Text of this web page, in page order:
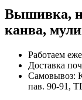
Вышивка,
канва,
Работаем
Доставка
Самовывоз:
пав. 90-91,